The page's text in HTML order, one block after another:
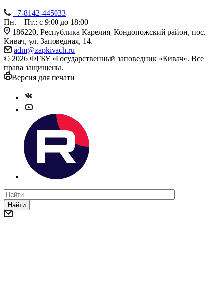
+7-8142-445033
Пн. – Пт.: с 9:00 до 18:00
186220, Республика Карелия, Кондопожский район, пос.
Кивач, ул. Заповедная, 14.
adm@zapkivach.ru
© 2026 ФГБУ «Государственный заповедник «Кивач». Все
права защищены.
Версия для печати
Найти